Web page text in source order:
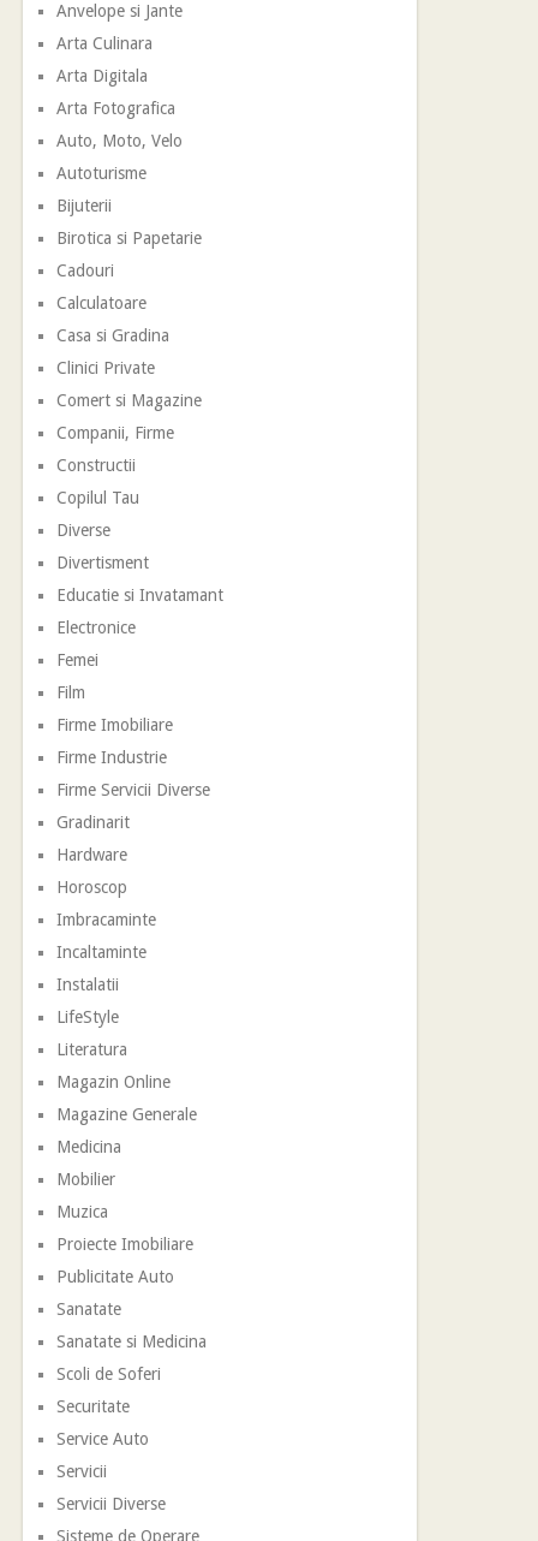
Anvelope si Jante
Arta Culinara
Arta Digitala
Arta Fotografica
Auto, Moto, Velo
Autoturisme
Bijuterii
Birotica si Papetarie
Cadouri
Calculatoare
Casa si Gradina
Clinici Private
Comert si Magazine
Companii, Firme
Constructii
Copilul Tau
Diverse
Divertisment
Educatie si Invatamant
Electronice
Femei
Film
Firme Imobiliare
Firme Industrie
Firme Servicii Diverse
Gradinarit
Hardware
Horoscop
Imbracaminte
Incaltaminte
Instalatii
LifeStyle
Literatura
Magazin Online
Magazine Generale
Medicina
Mobilier
Muzica
Proiecte Imobiliare
Publicitate Auto
Sanatate
Sanatate si Medicina
Scoli de Soferi
Securitate
Service Auto
Servicii
Servicii Diverse
Sisteme de Operare